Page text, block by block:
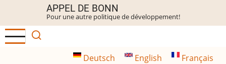
contenu
principal
APPEL DE BONN
Pour une autre politique de développement!
Deutsch English Français